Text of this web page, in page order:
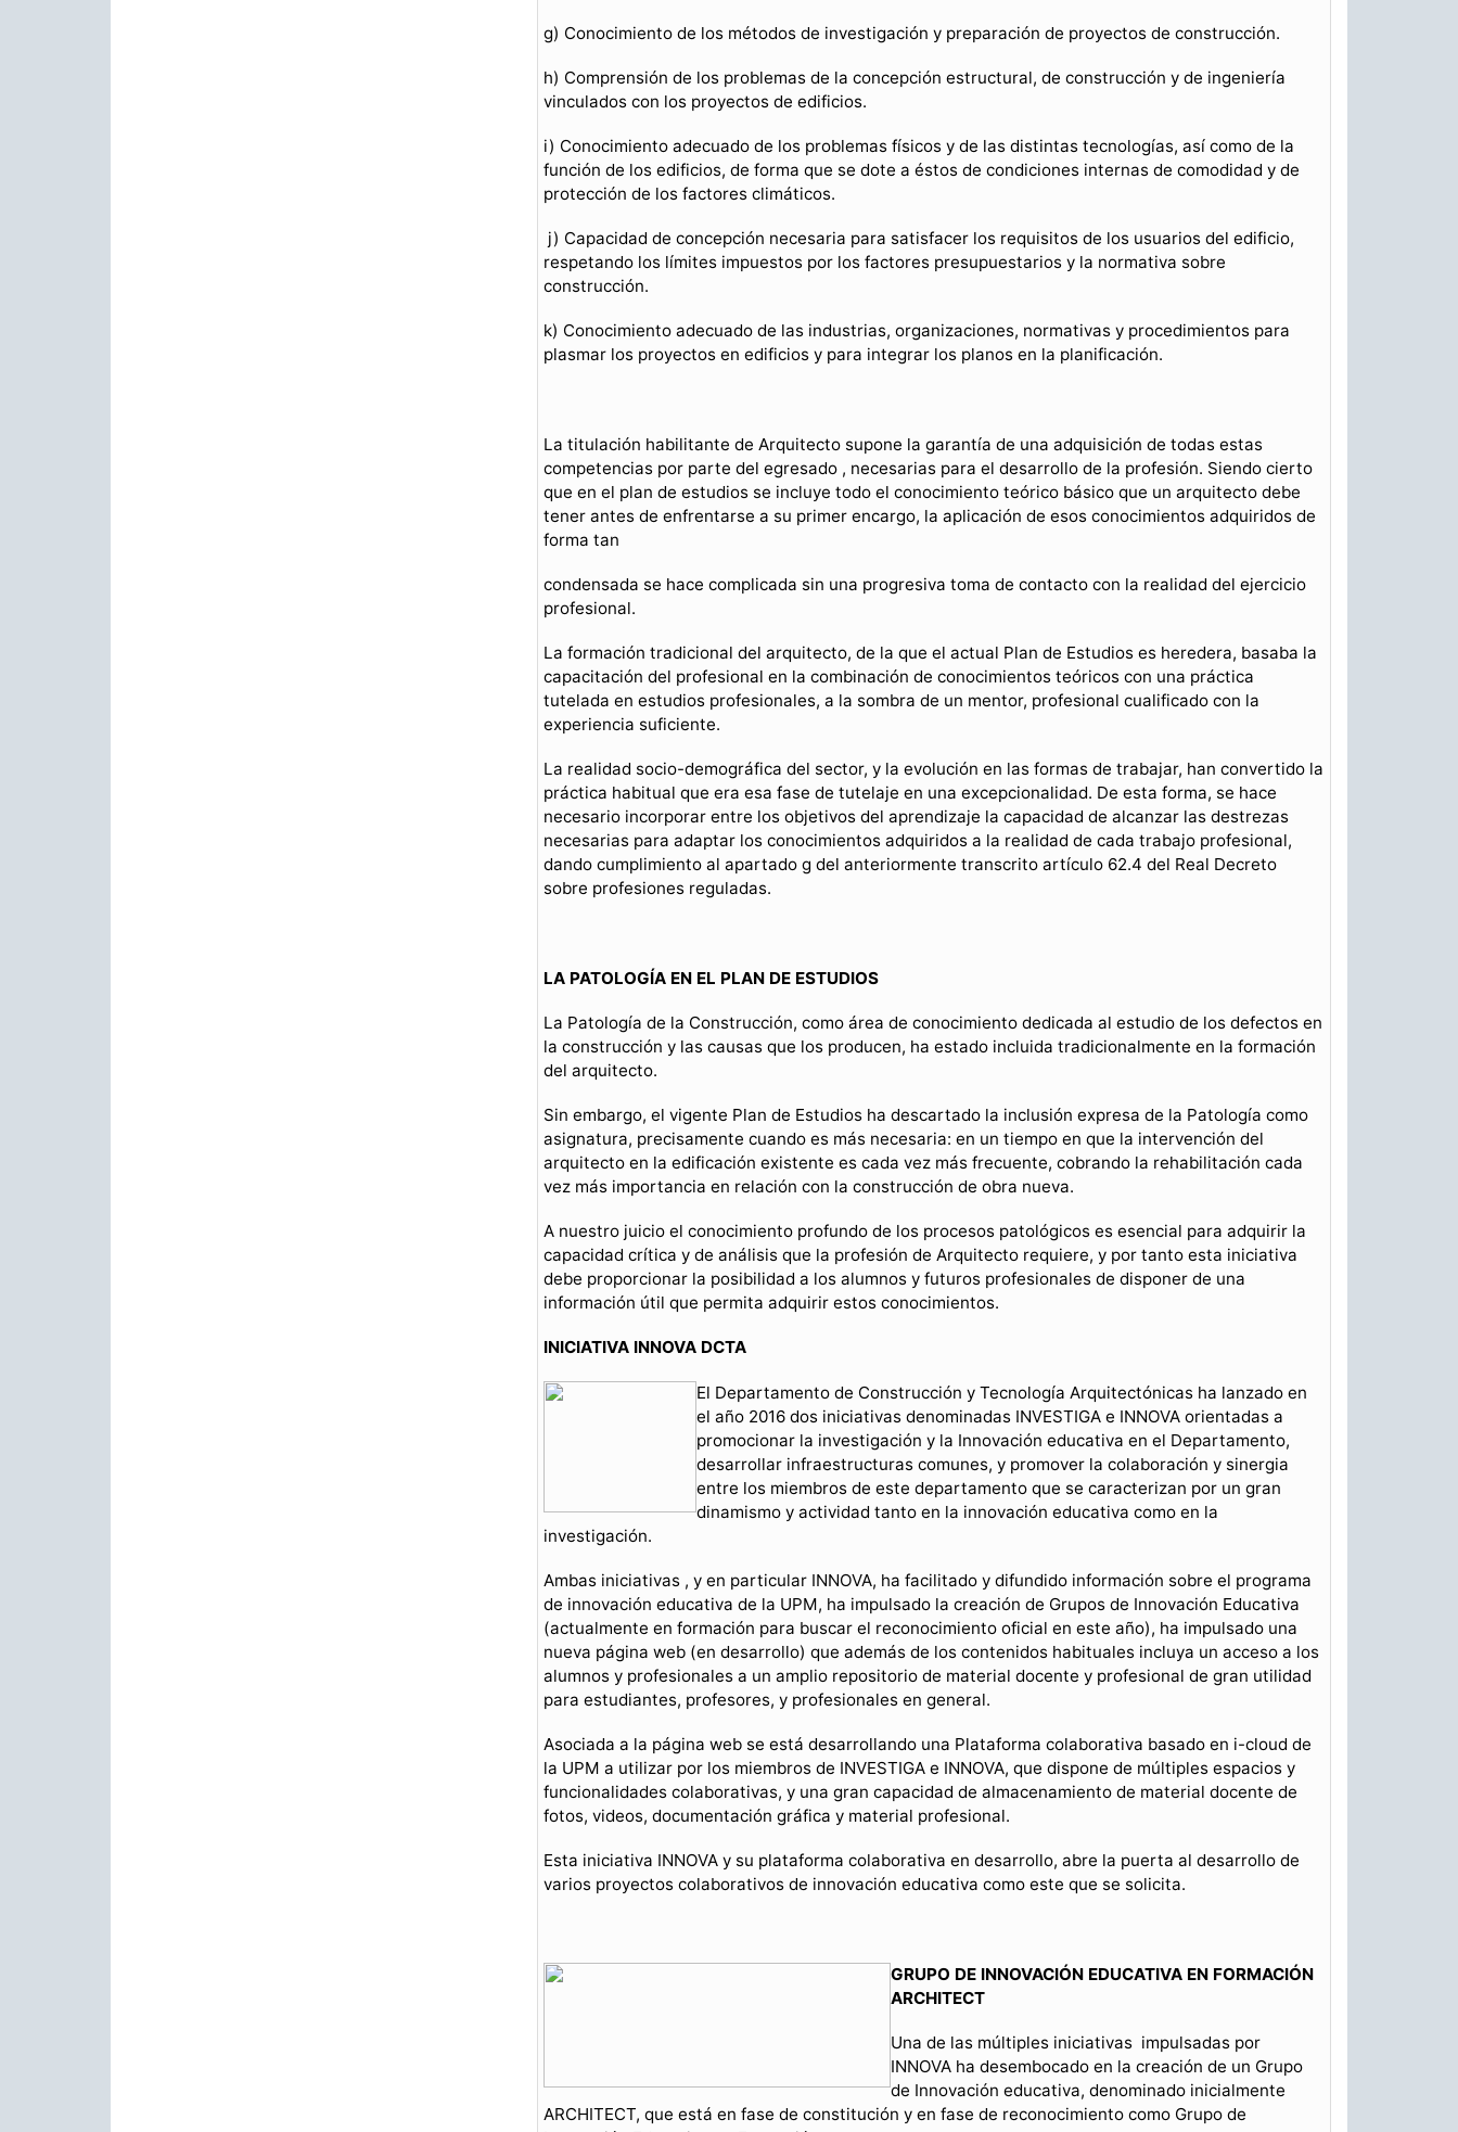
g) Conocimiento de los métodos de investigación y preparación de proyectos de construcción.
h) Comprensión de los problemas de la concepción estructural, de construcción y de ingeniería
vinculados con los proyectos de edificios.
i) Conocimiento adecuado de los problemas físicos y de las distintas tecnologías, así como de la
función de los edificios, de forma que se dote a éstos de condiciones internas de comodidad y de
protección de los factores climáticos.
j) Capacidad de concepción necesaria para satisfacer los requisitos de los usuarios del edificio,
respetando los límites impuestos por los factores presupuestarios y la normativa sobre
construcción.
k) Conocimiento adecuado de las industrias, organizaciones, normativas y procedimientos para
plasmar los proyectos en edificios y para integrar los planos en la planificación.
La titulación habilitante de Arquitecto supone la garantía de una adquisición de todas estas
competencias por parte del egresado , necesarias para el desarrollo de la profesión. Siendo cierto
que en el plan de estudios se incluye todo el conocimiento teórico básico que un arquitecto debe
tener antes de enfrentarse a su primer encargo, la aplicación de esos conocimientos adquiridos de
forma tan
condensada se hace complicada sin una progresiva toma de contacto con la realidad del ejercicio
profesional.
La formación tradicional del arquitecto, de la que el actual Plan de Estudios es heredera, basaba la
capacitación del profesional en la combinación de conocimientos teóricos con una práctica
tutelada en estudios profesionales, a la sombra de un mentor, profesional cualificado con la
experiencia suficiente.
La realidad socio-demográfica del sector, y la evolución en las formas de trabajar, han convertido la
práctica habitual que era esa fase de tutelaje en una excepcionalidad. De esta forma, se hace
necesario incorporar entre los objetivos del aprendizaje la capacidad de alcanzar las destrezas
necesarias para adaptar los conocimientos adquiridos a la realidad de cada trabajo profesional,
dando cumplimiento al apartado g del anteriormente transcrito artículo 62.4 del Real Decreto
sobre profesiones reguladas.
LA PATOLOGÍA EN EL PLAN DE ESTUDIOS
La Patología de la Construcción, como área de conocimiento dedicada al estudio de los defectos en
la construcción y las causas que los producen, ha estado incluida tradicionalmente en la formación
del arquitecto.
Sin embargo, el vigente Plan de Estudios ha descartado la inclusión expresa de la Patología como
asignatura, precisamente cuando es más necesaria: en un tiempo en que la intervención del
arquitecto en la edificación existente es cada vez más frecuente, cobrando la rehabilitación cada
vez más importancia en relación con la construcción de obra nueva.
A nuestro juicio el conocimiento profundo de los procesos patológicos es esencial para adquirir la
capacidad crítica y de análisis que la profesión de Arquitecto requiere, y por tanto esta iniciativa
debe proporcionar la posibilidad a los alumnos y futuros profesionales de disponer de una
información útil que permita adquirir estos conocimientos.
INICIATIVA INNOVA DCTA
El Departamento de Construcción y Tecnología Arquitectónicas ha lanzado en
el año 2016 dos iniciativas denominadas INVESTIGA e INNOVA orientadas a
promocionar la investigación y la Innovación educativa en el Departamento,
desarrollar infraestructuras comunes, y promover la colaboración y sinergia
entre los miembros de este departamento que se caracterizan por un gran
dinamismo y actividad tanto en la innovación educativa como en la
investigación.
Ambas iniciativas , y en particular INNOVA, ha facilitado y difundido información sobre el programa
de innovación educativa de la UPM, ha impulsado la creación de Grupos de Innovación Educativa
(actualmente en formación para buscar el reconocimiento oficial en este año), ha impulsado una
nueva página web (en desarrollo) que además de los contenidos habituales incluya un acceso a los
alumnos y profesionales a un amplio repositorio de material docente y profesional de gran utilidad
para estudiantes, profesores, y profesionales en general.
Asociada a la página web se está desarrollando una Plataforma colaborativa basado en i-cloud de
la UPM a utilizar por los miembros de INVESTIGA e INNOVA, que dispone de múltiples espacios y
funcionalidades colaborativas, y una gran capacidad de almacenamiento de material docente de
fotos, videos, documentación gráfica y material profesional.
Esta iniciativa INNOVA y su plataforma colaborativa en desarrollo, abre la puerta al desarrollo de
varios proyectos colaborativos de innovación educativa como este que se solicita.
GRUPO DE INNOVACIÓN EDUCATIVA EN FORMACIÓN
ARCHITECT
Una de las múltiples iniciativas impulsadas por
INNOVA ha desembocado en la creación de un Grupo
de Innovación educativa, denominado inicialmente
ARCHITECT, que está en fase de constitución y en fase de reconocimiento como Grupo de